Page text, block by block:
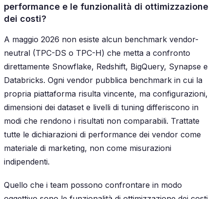
performance e le funzionalità di ottimizzazione
dei costi?
A maggio 2026 non esiste alcun benchmark vendor-
neutral (TPC-DS o TPC-H) che metta a confronto
direttamente Snowflake, Redshift, BigQuery, Synapse e
Databricks. Ogni vendor pubblica benchmark in cui la
propria piattaforma risulta vincente, ma configurazioni,
dimensioni dei dataset e livelli di tuning differiscono in
modi che rendono i risultati non comparabili. Trattate
tutte le dichiarazioni di performance dei vendor come
materiale di marketing, non come misurazioni
indipendenti.
Quello che i team possono confrontare in modo